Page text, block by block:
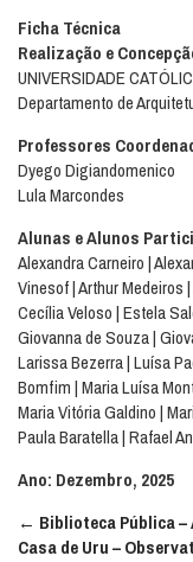
Ficha Técnica
Realização e
UNIVERSIDADE
Departamento de
Professores
Dyego Digiandomenico
Lula Marcondes
Alunas e Alunos
Alexandra Carneiro |
Vinesof | Arthur Medeiros
Cecília Veloso | Estela
Giovanna de Souza |
Larissa Bezerra | Luísa
Bomfim | Maria Luísa
Maria Vitória Galdino |
Paula Baratella | Rafael
Ano: Dezembro, 2025
Navegação
entre
← Biblioteca Pública
Casa de Uru –